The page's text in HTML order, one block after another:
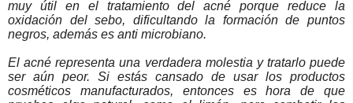
muy útil en el tratamiento del acné porque reduce la
oxidación del sebo, dificultando la formación de puntos
negros, además es anti microbiano.
El acné representa una verdadera molestia y tratarlo puede
ser aún peor. Si estás cansado de usar los productos
cosméticos manufacturados, entonces es hora de que